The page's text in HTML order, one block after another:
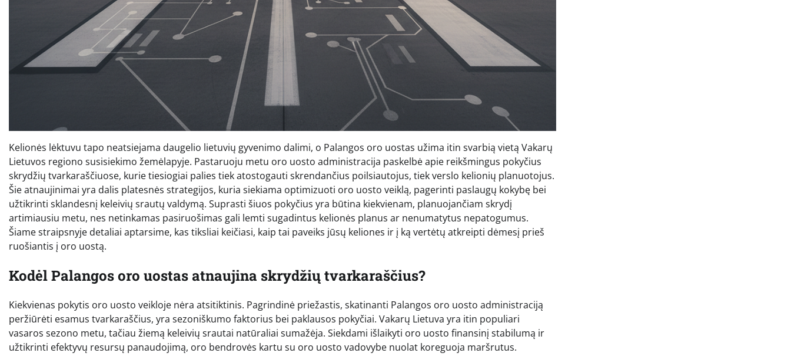
Kelionės lėktuvu tapo neatsiejama daugelio lietuvių gyvenimo dalimi, o Palangos oro uostas užima itin svarbią vietą Vakarų
Lietuvos regiono susisiekimo žemėlapyje. Pastaruoju metu oro uosto administracija paskelbė apie reikšmingus pokyčius
skrydžių tvarkaraščiuose, kurie tiesiogiai palies tiek atostogauti skrendančius poilsiautojus, tiek verslo kelionių planuotojus.
Šie atnaujinimai yra dalis platesnės strategijos, kuria siekiama optimizuoti oro uosto veiklą, pagerinti paslaugų kokybę bei
užtikrinti sklandesnį keleivių srautų valdymą. Suprasti šiuos pokyčius yra būtina kiekvienam, planuojančiam skrydį
artimiausiu metu, nes netinkamas pasiruošimas gali lemti sugadintus kelionės planus ar nenumatytus nepatogumus.
Šiame straipsnyje detaliai aptarsime, kas tiksliai keičiasi, kaip tai paveiks jūsų keliones ir į ką vertėtų atkreipti dėmesį prieš
ruošiantis į oro uostą.
Kodėl Palangos oro uostas atnaujina skrydžių tvarkaraščius?
Kiekvienas pokytis oro uosto veikloje nėra atsitiktinis. Pagrindinė priežastis, skatinanti Palangos oro uosto administraciją
peržiūrėti esamus tvarkaraščius, yra sezoniškumo faktorius bei paklausos pokyčiai. Vakarų Lietuva yra itin populiari
vasaros sezono metu, tačiau žiemą keleivių srautai natūraliai sumažėja. Siekdami išlaikyti oro uosto finansinį stabilumą ir
užtikrinti efektyvų resursų panaudojimą, oro bendrovės kartu su oro uosto vadovybe nuolat koreguoja maršrutus.